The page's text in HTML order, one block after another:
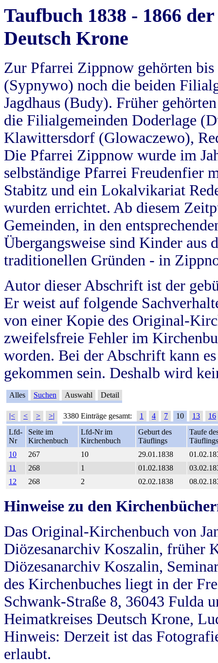
Taufbuch 1838 - 1866
Deutsch Krone
Zur Pfarrei Zippnow gehörten
(Sypnywo) noch die beiden
Jagdhaus (Budy). Früher
die Filialgemeinden Doderlage
Klawittersdorf (Glowaczewo),
Die Pfarrei Zippnow wurde im
selbständige Pfarrei Freudenfier
Stabitz und ein Lokalvikariat
wurden errichtet. Ab diesem
Gemeinden, in den
Übergangsweise sind Kinder aus
traditionellen Gründen - in
Autor dieser Abschrift ist der
Er weist auf folgende
von einer Kopie des Original-
zweifelsfreie Fehler im
worden. Bei der Abschrift kann
gekommen sein. Deshalb wird
Alles Suchen Auswahl Detail
|< < > >| 3380 Einträge gesamt: 1 4 7 10 13
16
Lfd-
Nr
Seite im
Kirchenbuch
Lfd-Nr im
Kirchenbuch
Geburt des
Täuflings
Taufe
Täuflings
10
267 10 29.01.1838
11
268 1 01.02.1838
12
268 2 02.02.1838
Hinweise zu den
Das Original-Kirchenbuch von
Diözesanarchiv Koszalin, früher
Diözesanarchiv Koszalin,
des Kirchenbuches liegt in der
Schwank-Straße 8, 36043 Fulda
Heimatkreises Deutsch Krone,
Hinweis: Derzeit ist das
erlaubt.